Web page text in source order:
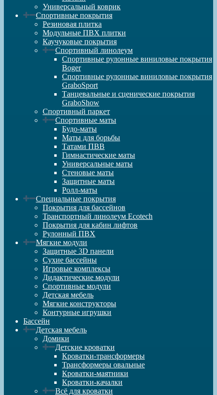
Универсальный коврик
Спортивные покрытия
Резиновая плитка
Модульные ПВХ плитки
Каучуковые покрытия
Спортивный линолеум
Спортивные рулонные виниловые покрытия
Boger
Спортивные рулонные виниловые покрытия
GraboSport
Танцевальные и сценические покрытия
GraboShow
Спортивный паркет
Спортивные маты
Будо-маты
Маты для борьбы
Татами ПВВ
Гимнастические маты
Универсальные маты
Стеновые маты
Защитные маты
Ролл-маты
Специальные покрытия
Покрытия для бассейнов
Транспортный линолеум Ecotech
Покрытия для кабин лифтов
Рулонный ПВХ
Мягкие модули
Защитные 3D панели
Сухие бассейны
Игровые комплексы
Дидактические модули
Спортивные модули
Детская мебель
Мягкие конструкторы
Контурные игрушки
Бассейн
Детская мебель
Домики
Детские кроватки
Кроватки-трансформеры
Трансформеры овальные
Кроватки-маятники
Кроватки-качалки
Всё для кроватки